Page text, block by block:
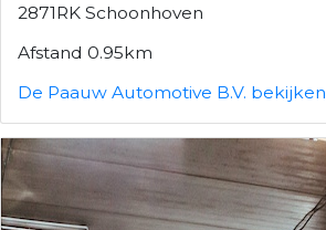
2871RK Schoonhoven
Afstand 0.95km
De Paauw Automotive B.V. bekijken